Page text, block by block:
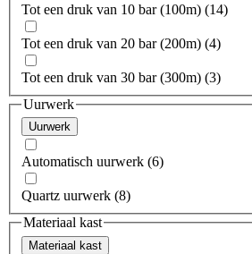
Tot een druk van 10 bar (100m) (14)
Tot een druk van 20 bar (200m) (4)
Tot een druk van 30 bar (300m) (3)
Uurwerk
Uurwerk
Automatisch uurwerk (6)
Quartz uurwerk (8)
Materiaal kast
Materiaal kast